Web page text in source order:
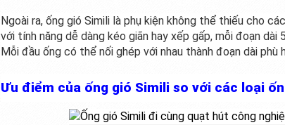
Ngoài ra, ống gió Simili là phụ kiện không thể thiếu cho
với tính năng dễ dàng kéo giãn hay xếp gấp, mỗi đoạn
Mỗi đầu ống có thể nối ghép với nhau thành đoạn dài
Ưu điểm của ống gió Simili so với các loại